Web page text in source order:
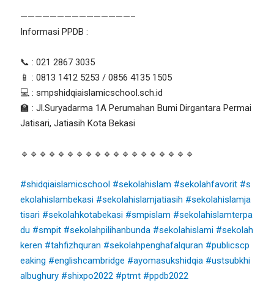
———————————————–
Informasi PPDB :
📞 : 021 2867 3035
📱 : 0813 1412 5253 / 0856 4135 1505
💻 : smpshidqiaislamicschool.sch.id
🏫 : Jl.Suryadarma 1A Perumahan Bumi Dirgantara Permai
Jatisari, Jatiasih Kota Bekasi
🔹🔹🔹🔹🔹🔹🔹🔹🔹🔹🔹🔹🔹🔹🔹🔹🔹🔹🔹
#shidqiaislamicschool #sekolahislam #sekolahfavorit #s
ekolahislambekasi #sekolahislamjatiasih #sekolahislamja
tisari #sekolahkotabekasi #smpislam #sekolahislamterpa
du #smpit #sekolahpilihanbunda #sekolahislami #sekolah
keren #tahfizhquran #sekolahpenghafalquran #publicscp
eaking #englishcambridge #ayomasukshidqia #ustsubkhi
albughury #shixpo2022 #ptmt #ppdb2022